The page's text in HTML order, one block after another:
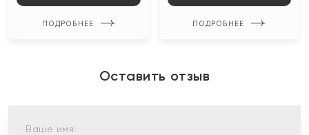
ПОДРОБНЕЕ ПОДРОБНЕЕ
Оставить отзыв
Ваше имя: